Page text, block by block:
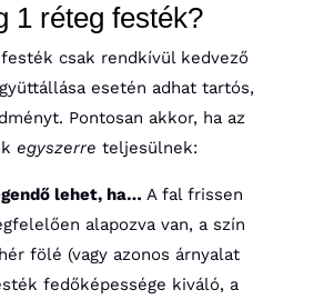
1 réteg festék?
csak rendkívül kedvező
esetén adhat tartós,
Pontosan akkor, ha az
egyszerre teljesülnek:
lehet, ha… A fal frissen
alapozva van, a szín
fölé (vagy azonos árnyalat
fedőképessége kiváló, a